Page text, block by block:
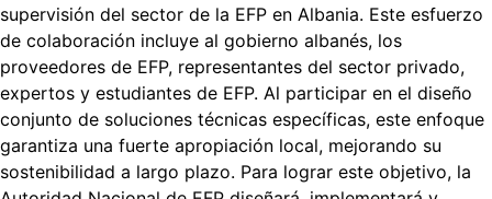
supervisión del sector de la EFP en Albania. Este esfuerzo
de colaboración incluye al gobierno albanés, los
proveedores de EFP, representantes del sector privado,
expertos y estudiantes de EFP. Al participar en el diseño
conjunto de soluciones técnicas específicas, este enfoque
garantiza una fuerte apropiación local, mejorando su
sostenibilidad a largo plazo. Para lograr este objetivo, la